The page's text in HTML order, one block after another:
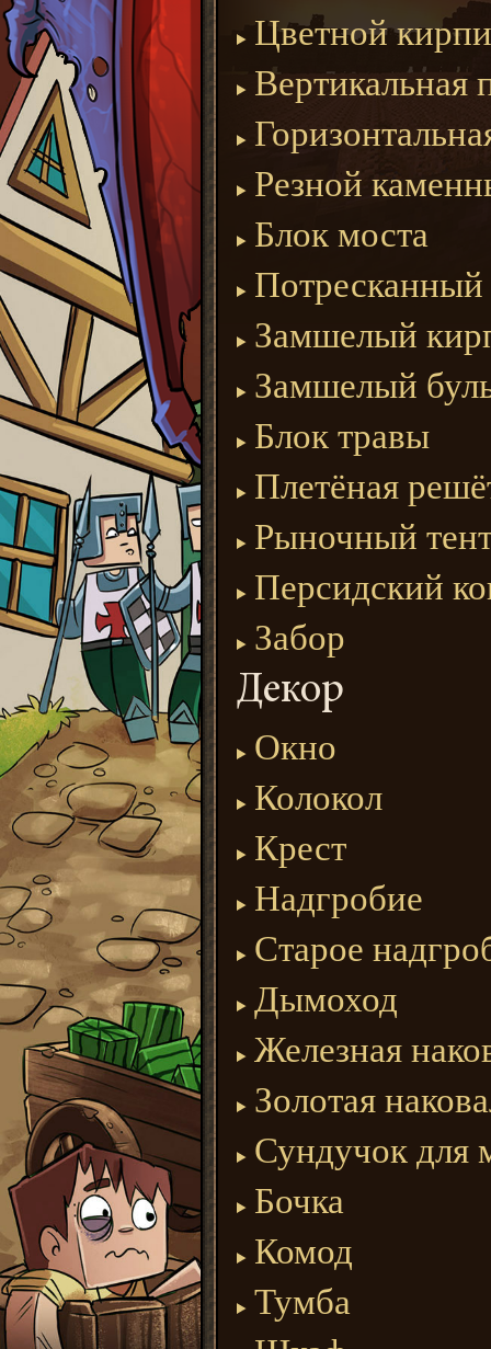
Цветной
Вертикальная
Резной
Блок моста
Замшелый
Замшелый
Блок травы
Плетёная
Рыночный
Персидский
Забор
Декор
Окно
Колокол
Крест
Надгробие
Старое
Дымоход
Железная
Золотая
Сундучок для
Бочка
Комод
Тумба